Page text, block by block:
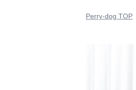
Perry-dog TOP